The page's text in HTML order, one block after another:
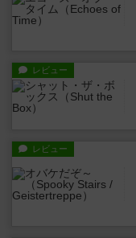
レビュー
レビュー